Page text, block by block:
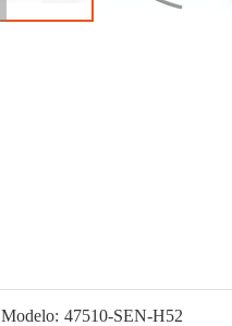
Modelo: 47510-SEN-H52